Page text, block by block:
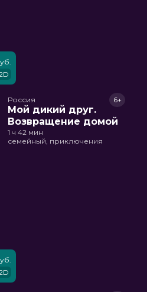
Россия
Мой дикий друг.
Возвращение домой
6+
1 ч 42 мин
семейный, приключения